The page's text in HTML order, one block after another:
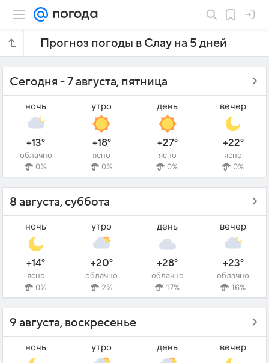
Прогноз погоды в Слау на 5 дней
Сегодня - 7 августа, пятница
ночь
+13°
облачно
0%
утро
+18°
ясно
0%
день
+27°
ясно
0%
вечер
+22°
ясно
0%
8 августа, суббота
ночь
+14°
ясно
0%
утро
+20°
облачно
2%
день
+28°
облачно
17%
вечер
+23°
облачно
16%
9 августа, воскресенье
ночь утро день вечер